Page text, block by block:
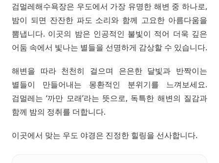
검멀레해수욕장은 우도에서 가장 유명한 해변 중 하나로,
밤이 되면 잔잔한 파도 소리와 함께 고요한 아름다움을
뽐냅니다. 이곳의 밤은 인공적인 불빛이 적어 더욱 깊은
어둠 속에서 빛나는 별들을 선명하게 감상할 수 있습니다.
해변을 따라 천천히 걸으며 은은한 달빛과 반짝이는
별들이 만들어내는 몽환적인 분위기를 느껴보세요.
검멀레는 ‘까만 모래’라는 뜻으로, 독특한 해변의 질감과
함께 밤의 정취를 더합니다.
이곳에서 맞는 우도 야경은 진정한 힐링을 선사합니다.